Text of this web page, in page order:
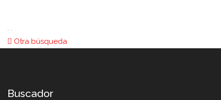
. .
Otra búsqueda
Buscador